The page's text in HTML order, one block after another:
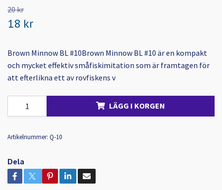
20 kr
18 kr
Brown Minnow BL #10Brown Minnow BL #10 är en kompakt
och mycket effektiv småfiskimitation som är framtagen för
att efterlikna ett av rovfiskens v
LÄGG I KORGEN
Artikelnummer: Q-10
Dela